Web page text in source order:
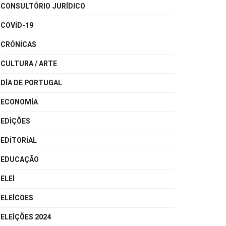
CONSULTÓRIO JURÍDICO
COVID-19
CRÓNICAS
CULTURA / ARTE
DIA DE PORTUGAL
ECONOMIA
EDIÇÕES
EDITORIAL
EDUCAÇÃO
ELEI
ELEICOES
ELEIÇÕES 2024